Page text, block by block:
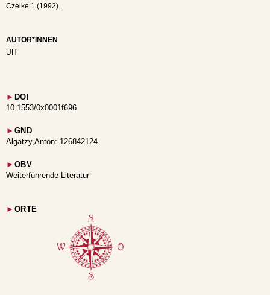
Czeike 1 (1992).
AUTOR*INNEN
UH
► DOI
10.1553/0x0001f696
► GND
Algatzy,Anton: 126842124
► OBV
Weiterführende Literatur
► ORTE